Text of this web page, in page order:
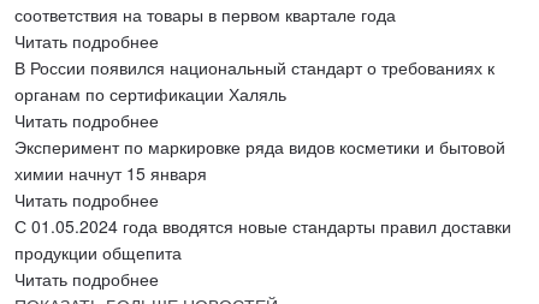
соответствия на товары в первом квартале года
Читать подробнее
В России появился национальный стандарт о требованиях к
органам по сертификации Халяль
Читать подробнее
Эксперимент по маркировке ряда видов косметики и бытовой
химии начнут 15 января
Читать подробнее
С 01.05.2024 года вводятся новые стандарты правил доставки
продукции общепита
Читать подробнее